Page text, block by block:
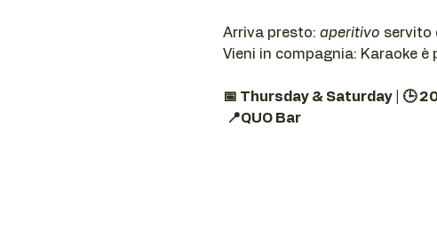
Arriva presto: aperitivo servito
Vieni in compagnia: Karaoke
📅 Thursday & Saturday | 🕒
📍QUO Bar